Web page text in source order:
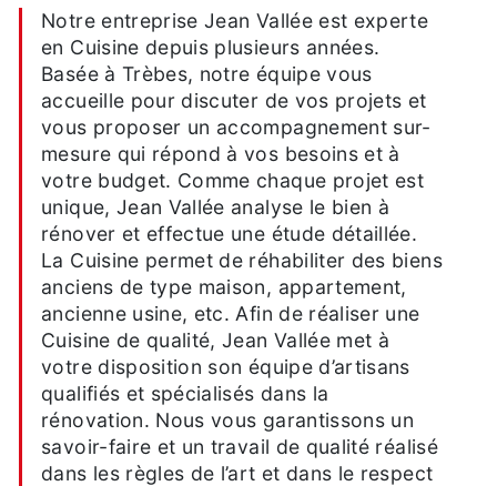
Notre entreprise Jean Vallée est experte
en Cuisine depuis plusieurs années.
Basée à Trèbes, notre équipe vous
accueille pour discuter de vos projets et
vous proposer un accompagnement sur-
mesure qui répond à vos besoins et à
votre budget. Comme chaque projet est
unique, Jean Vallée analyse le bien à
rénover et effectue une étude détaillée.
La Cuisine permet de réhabiliter des biens
anciens de type maison, appartement,
ancienne usine, etc. Afin de réaliser une
Cuisine de qualité, Jean Vallée met à
votre disposition son équipe d’artisans
qualifiés et spécialisés dans la
rénovation. Nous vous garantissons un
savoir-faire et un travail de qualité réalisé
dans les règles de l’art et dans le respect